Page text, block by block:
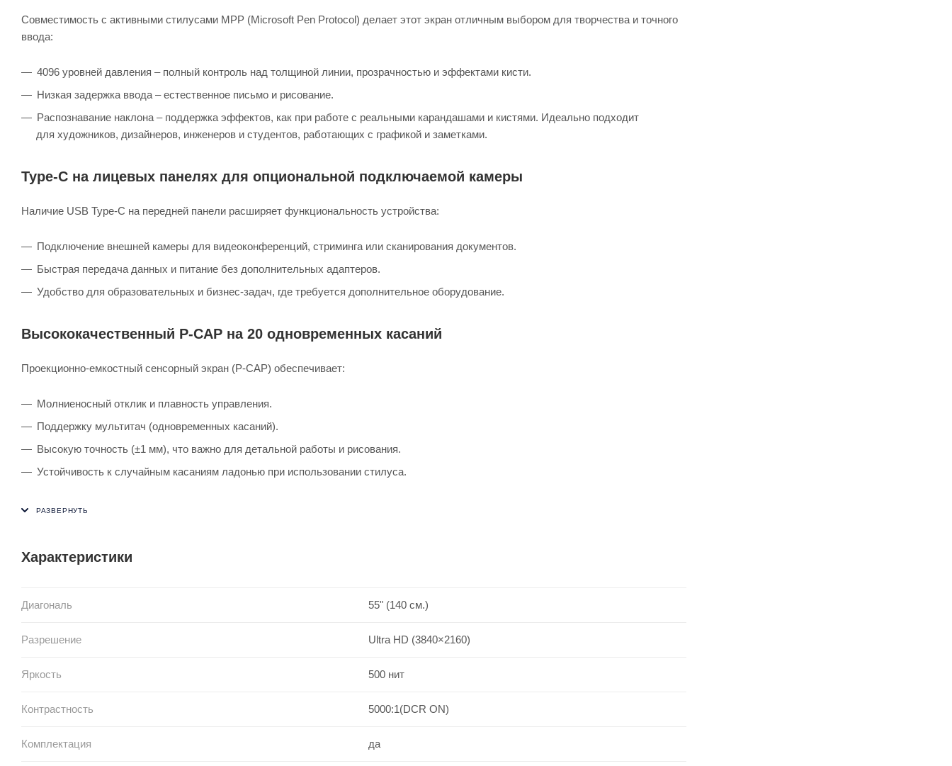
Совместимость с активными стилусами MPP (Microsoft Pen Protocol) делает этот экран отличным выбором для творчества и точного
ввода:
4096 уровней давления – полный контроль над толщиной линии, прозрачностью и эффектами кисти.
Низкая задержка ввода – естественное письмо и рисование.
Распознавание наклона – поддержка эффектов, как при работе с реальными карандашами и кистями. Идеально подходит
для художников, дизайнеров, инженеров и студентов, работающих с графикой и заметками.
Type-C на лицевых панелях для опциональной подключаемой камеры
Наличие USB Type-C на передней панели расширяет функциональность устройства:
Подключение внешней камеры для видеоконференций, стриминга или сканирования документов.
Быстрая передача данных и питание без дополнительных адаптеров.
Удобство для образовательных и бизнес-задач, где требуется дополнительное оборудование.
Высококачественный P-CAP на 20 одновременных касаний
Проекционно-емкостный сенсорный экран (P-CAP) обеспечивает:
Молниеносный отклик и плавность управления.
Поддержку мультитач (одновременных касаний).
Высокую точность (±1 мм), что важно для детальной работы и рисования.
Устойчивость к случайным касаниям ладонью при использовании стилуса.
Характеристики
Диагональ 55" (140 см.)
Разрешение Ultra HD (3840×2160)
Яркость 500 нит
Контрастность 5000:1(DCR ON)
Комплектация да